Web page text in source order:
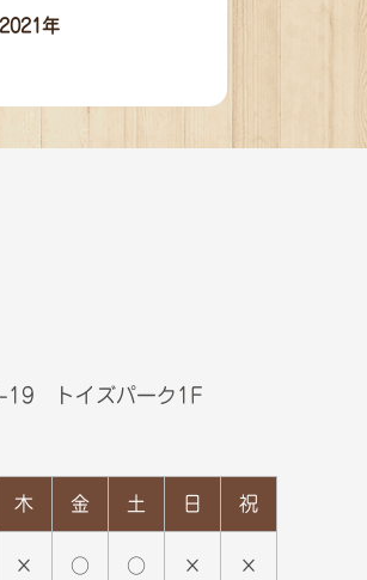
2021年
19 トイズパーク1F
木 金 土 日 祝
× ○ ○ × ×